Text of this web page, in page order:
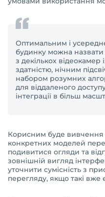
Оптимальним і
будинку можна назвати
з декількох
здатністю, нічним
набором розумних
для віддаленого
інтеграції в більш
Корисним буде вивчення
конкретних моделей
подивитися огляди та
зовнішній вигляд
уточнити сумісність з
перегляду, якщо такі вже